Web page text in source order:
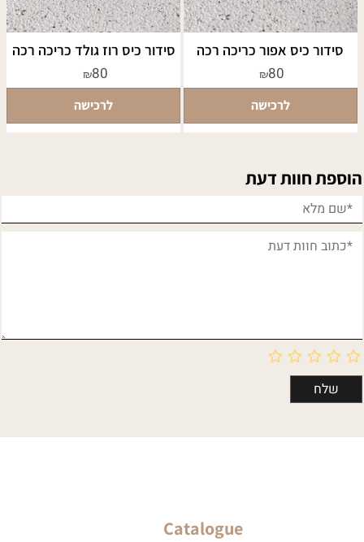
סידור כיס אפור כריכה רכה
₪80
לרכישה
סידור כיס רוז גולד כריכה רכה
₪80
לרכישה
הוספת חוות דעת
Catalogue